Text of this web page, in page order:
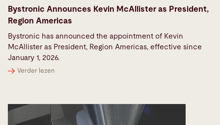
Bystronic Announces Kevin McAllister as President,
Region Americas
Bystronic has announced the appointment of Kevin
McAllister as President, Region Americas, effective since
January 1, 2026.
Verder lezen